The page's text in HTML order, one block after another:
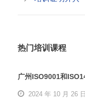
热门培训课程
广州ISO9001和
2024 年 10 月 26 日